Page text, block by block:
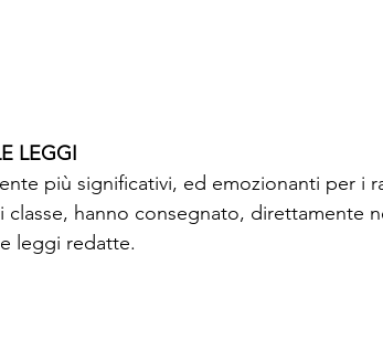
LEGGI
più significativi, ed emozionanti per i
hanno consegnato, direttamente
leggi redatte.